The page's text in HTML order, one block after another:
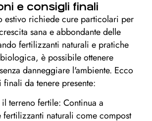
e consigli finali
estivo richiede cure particolari per
sana e abbondante delle
fertilizzanti naturali e pratiche
è possibile ottenere
danneggiare l'ambiente. Ecco
da tenere presente:
terreno fertile: Continua a
fertilizzanti naturali come compost